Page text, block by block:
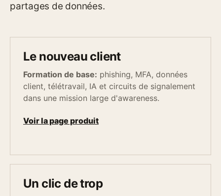
partages de données.
Le nouveau client
Formation de base: phishing, MFA, données
client, télétravail, IA et circuits de signalement
dans une mission large d'awareness.
Voir la page produit
Un clic de trop